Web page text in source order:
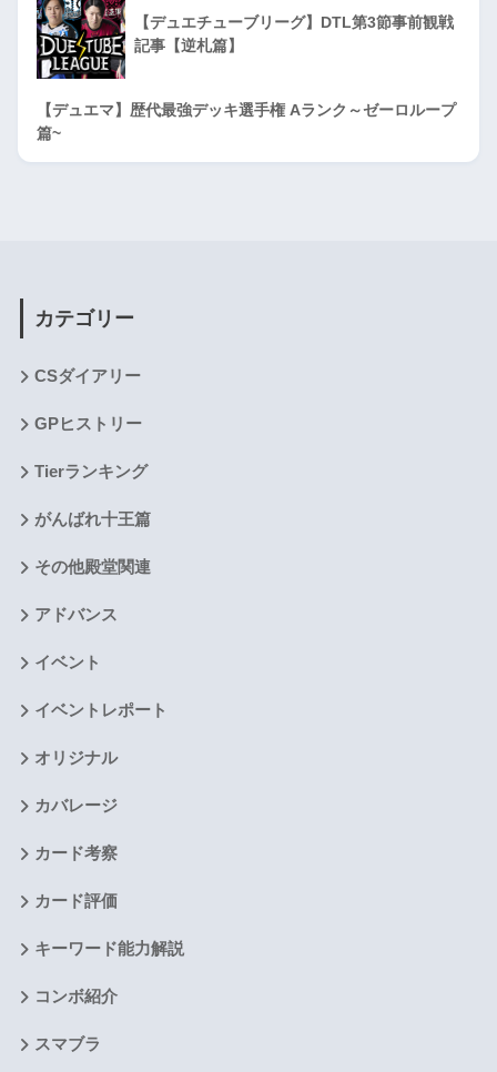
【デュエチューブリーグ】DTL第3節事前観戦
記事【逆札篇】
【デュエマ】歴代最強デッキ選手権 Aランク～ゼーロループ
篇~
カテゴリー
CSダイアリー
GPヒストリー
Tierランキング
がんばれ十王篇
その他殿堂関連
アドバンス
イベント
イベントレポート
オリジナル
カバレージ
カード考察
カード評価
キーワード能力解説
コンボ紹介
スマブラ